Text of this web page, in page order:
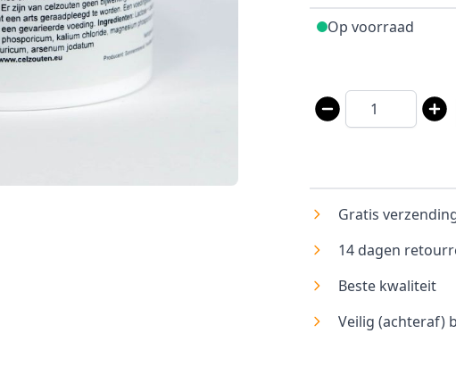
Op voorraad
Aantal
Gratis
14 dagen
Beste kwaliteit
Veilig (achteraf)